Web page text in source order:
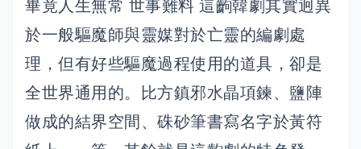
畢竟人生無常 世事難料 這齣韓劇其實迥異
於一般驅魔師與靈媒對於亡靈的編劇處
理，但有好些驅魔過程使用的道具，卻是
全世界通用的。比方鎮邪水晶項鍊、鹽陣
做成的結界空間、硃砂筆書寫名字於黃符